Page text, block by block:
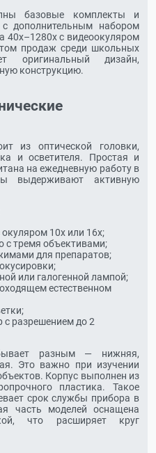
базовые комплекты и
дополнительным набором
40х–1280х с видеоокуляром
продаж среди школьных
оригинальный дизайн,
конструкцию.
из оптической головки,
и осветителя. Простая и
на ежедневную работу в
выдерживают активную
10х или 16х;
с тремя объективами;
для препаратов;
или галогенной лампой;
естественном
с разрешением до 2
разным — нижняя,
Это важно при изучении
Корпус выполнен из
пластика. Такое
срок службы прибора в
часть моделей оснащена
что расширяет круг